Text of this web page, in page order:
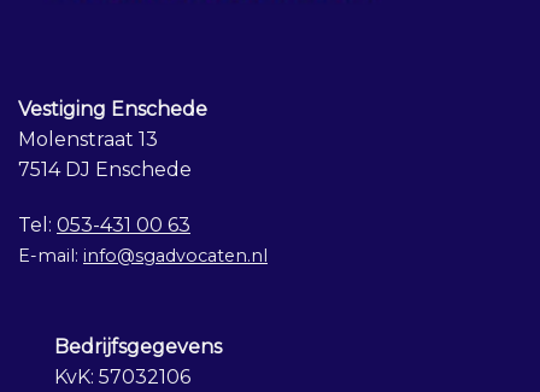
Vestiging Enschede
Molenstraat 13
7514 DJ Enschede
Tel: 053-431 00 63
E-mail: info@sgadvocaten.nl
Bedrijfsgegevens
KvK: 57032106